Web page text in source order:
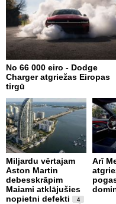
No 66 000 eiro - Dodge
Charger atgriežas Eiropas
tirgū
Miljardu vērtajam
Aston Martin
debesskrāpim
Maiami atklājušies
nopietni defekti
4
Arī